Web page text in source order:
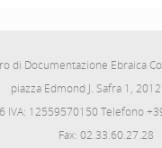
di Documentazione Ebraica
piazza Edmond J. Safra 1,
IVA: 12559570150 Telefono
Fax: 02.33.60.27.28